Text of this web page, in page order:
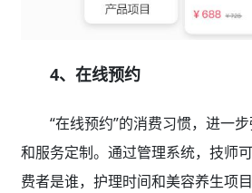
4、在线预约
“在线预约”的消费习惯，进一
和服务定制。通过管理系统，技师
费者是谁，护理时间和美容养生项